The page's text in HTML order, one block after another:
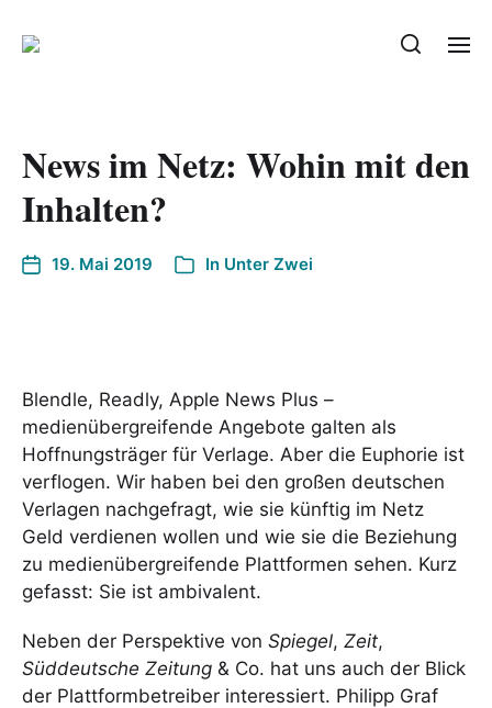
News im Netz: Wohin mit den
Inhalten?
19. Mai 2019 In Unter Zwei
Blendle, Readly, Apple News Plus –
medienübergreifende Angebote galten als
Hoffnungsträger für Verlage. Aber die Euphorie ist
verflogen. Wir haben bei den großen deutschen
Verlagen nachgefragt, wie sie künftig im Netz
Geld verdienen wollen und wie sie die Beziehung
zu medienübergreifende Plattformen sehen. Kurz
gefasst: Sie ist ambivalent.
Neben der Perspektive von Spiegel, Zeit,
Süddeutsche Zeitung & Co. hat uns auch der Blick
der Plattformbetreiber interessiert. Philipp Graf